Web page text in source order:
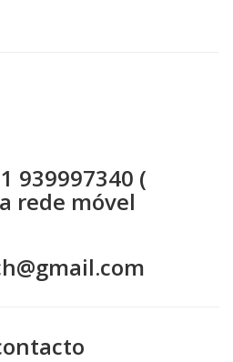
939997340 (
rede móvel